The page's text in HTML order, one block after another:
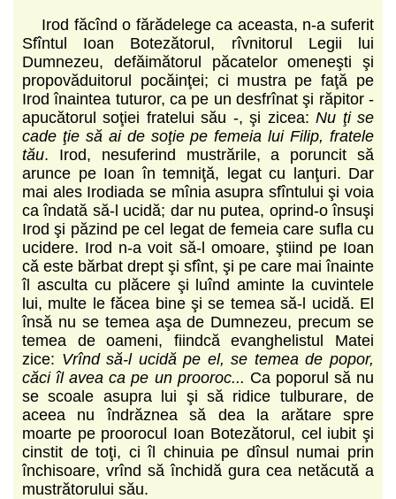
Irod făcînd o fărădelege ca aceasta, n-a suferit
Sfîntul Ioan Botezătorul, rîvnitorul Legii lui
Dumnezeu, defăimătorul păcatelor omeneşti şi
propovăduitorul pocăinţei; ci mustra pe faţă pe
Irod înaintea tuturor, ca pe un desfrînat şi răpitor -
apucătorul soţiei fratelui său -, şi zicea:Nu ţi se
cade ţie să ai de soţie pe femeia lui Filip, fratele
tău. Irod, nesuferind mustrările, a poruncit să
arunce pe Ioan în temniţă, legat cu lanţuri. Dar
mai ales Irodiada se mînia asupra sfîntului şi voia
ca îndată să-l ucidă; dar nu putea, oprind-o însuşi
Irod şi păzind pe cel legat de femeia care sufla cu
ucidere. Irod n-a voit să-l omoare, ştiind pe Ioan
că este bărbat drept şi sfînt, şi pe care mai înainte
îl asculta cu plăcere şi luînd aminte la cuvintele
lui, multe le făcea bine şi se temea să-l ucidă. El
însă nu se temea aşa de Dumnezeu, precum se
temea de oameni, fiindcă evanghelistul Matei
zice: Vrînd să-l ucidă pe el, se temea de popor,
căci îl avea ca pe un prooroc... Ca poporul să nu
se scoale asupra lui şi să ridice tulburare, de
aceea nu îndrăznea să dea la arătare spre
moarte pe proorocul Ioan Botezătorul, cel iubit şi
cinstit de toţi, ci îl chinuia pe dînsul numai prin
închisoare, vrînd să închidă gura cea netăcută a
mustrătorului său.